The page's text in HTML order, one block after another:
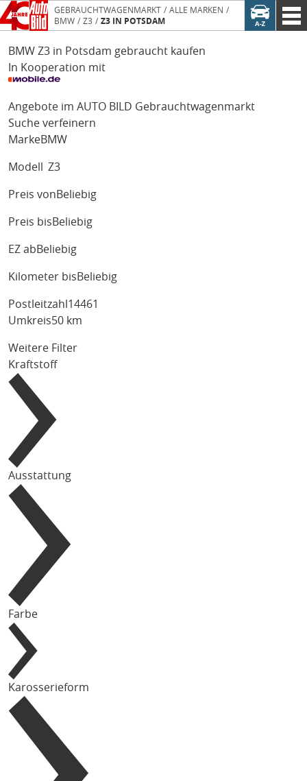
GEBRAUCHTWAGENMARKT
ALLE MARKEN
BMW
Z3 Z3 IN POTSDAM
BMW Z3 in Potsdam gebraucht kaufen
In Kooperation mit
Angebote im AUTO BILD Gebrauchtwagenmarkt
Suche verfeinern
MarkeBMW
Modell Z3
Preis von Beliebig
Preis bis Beliebig
EZ ab Beliebig
Kilometer bis Beliebig
Postleitzahl
Umkreis50 km
Weitere Filter
Kraftstoff
Ausstattung
Farbe
Karosserieform